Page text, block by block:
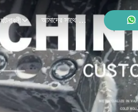
ঘটনাবলী আমাদের সাথে যোগাযোগ